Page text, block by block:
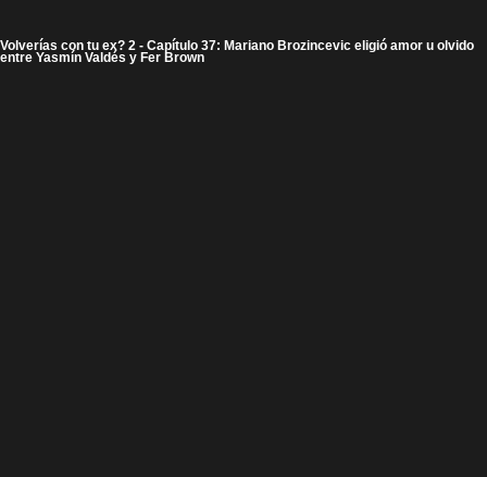
Volverías con tu ex? 2 - Capítulo 37: Mariano Brozincevic eligió amor u olvido
entre Yasmín Valdés y Fer Brown